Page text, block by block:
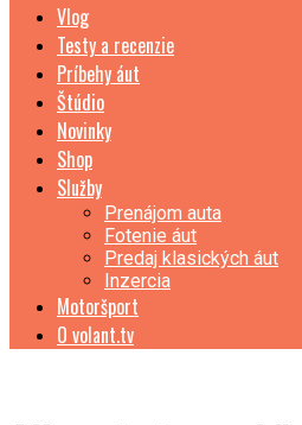
Vlog
Testy a recenzie
Príbehy áut
Štúdio
Novinky
Shop
Služby
Prenájom auta
Fotenie áut
Predaj klasických áut
Inzercia
Motoršport
O volant.tv